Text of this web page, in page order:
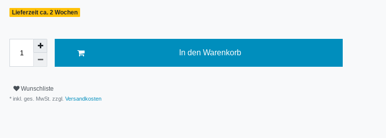
Lieferzeit ca. 2 Wochen
In den Warenkorb
Wunschliste
* inkl. ges. MwSt. zzgl. Versandkosten